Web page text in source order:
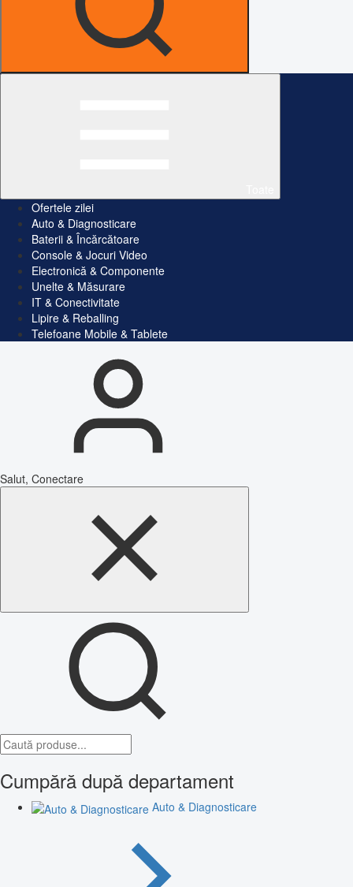
Ofertele zilei
Auto & Diagnosticare
Baterii & Încărcătoare
Console & Jocuri Video
Electronică & Componente
Unelte & Măsurare
IT & Conectivitate
Lipire & Reballing
Telefoane Mobile & Tablete
Salut, Conectare
Cumpără după departament
Auto & Diagnosticare